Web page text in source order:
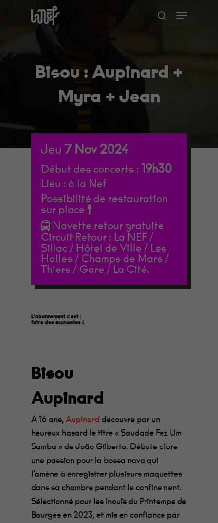
search
Menu
Bisou : Aupinard +
Myra + Jean
Jeu 7 Nov 2024
Début des concerts : 19h30
Lieu : à la Nef
Possibilité de restauration
sur place
Navette retour gratuite
Circuit Retour : La NEF /
Sillac / Hôtel de Ville / Les
Halles / Champs de Mars /
Thiers / Gare / La Cité.
L'abonnement c'est :
faire des économies !
Bisou
Aupinard
A 16 ans, Aupinard découvre par un
heureux hasard le titre « Saudade Fez Um
Samba » de João Gilberto. Débute alors
une passion pour la bossa nova qui
l’amène à enregistrer plusieurs maquettes
dans sa chambre pendant le confinement.
Sélectionné pour les Inouïs du Printemps de
Bourges en 2023, et mis en confiance par